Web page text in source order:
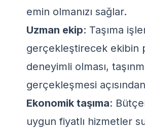
emin olmanızı sağlar.
Uzman ekip: Taşıma
gerçekleştirecek ekibin
deneyimli olması,
gerçekleşmesi
Ekonomik taşıma:
uygun fiyatlı hizmetler